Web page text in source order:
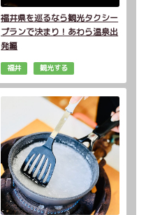
福井県を巡るなら観光タクシー
プランで決まり！あわら温泉出
発編
福井 観光する